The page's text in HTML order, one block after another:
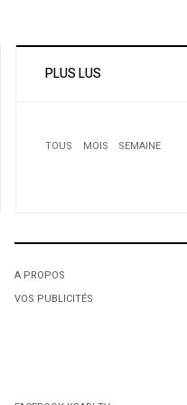
PLUS LUS
TOUS MOIS
SEMAINE
L'octroi accidentel du
L'octroi accidentel du
A PROPOS
VOS PUBLICITÉS